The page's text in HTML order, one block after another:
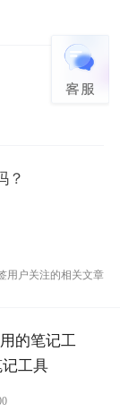
？
用户关注的相关文章
的笔记工
工具